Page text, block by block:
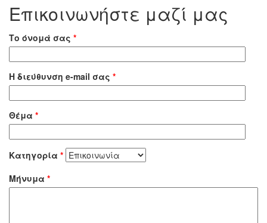
Επικοινωνήστε μαζί μας
Το όνομά σας *
Η διεύθυνση e-mail σας *
Θέμα *
Κατηγορία *
Μήνυμα *